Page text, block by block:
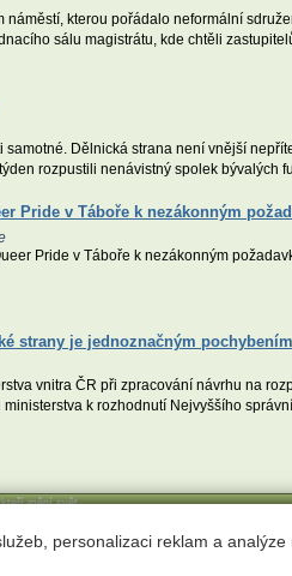
personalizaci reklam a
náměstí, kterou pořádalo neformální
sálu magistrátu, kde chtěli
Dělnická strana není vnější
rozpustili nenávistný spolek
Pride v Táboře k nezákonným
Pride v Táboře k nezákonným
strany je jednoznačným
vnitra ČR při zpracování návrhu na
k rozhodnutí Nejvyššího
mění svět
311 780;econnect@ecn.cz